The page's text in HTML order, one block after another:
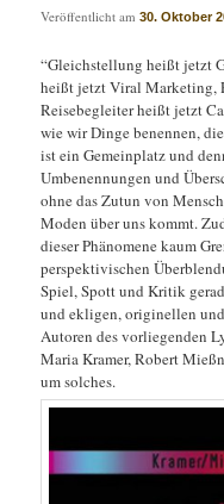
Veröffentlicht am30. Oktober
“Gleichstellung heißt jetzt
heißt jetzt Viral Marketing,
Reisebegleiter heißt jetzt
wie wir Dinge benennen,
ist ein Gemeinplatz und
Umbenennungen und
ohne das Zutun von
Moden über uns kommt.
dieser Phänomene kaum
perspektivischen
Spiel, Spott und Kritik
und ekligen, originellen
Autoren des vorliegenden
Maria Kramer, Robert
um solches.